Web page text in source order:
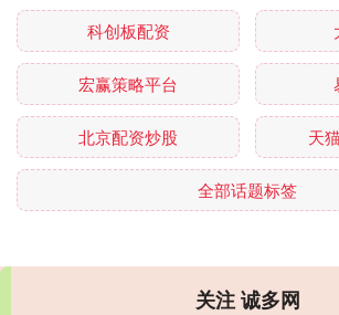
科创板配资
宏赢策略平台
北京配资炒股 天
全部话题标签
关注 诚多网